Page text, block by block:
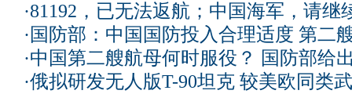
·81192，已无法返航；中国海军，请继
· 国防部：中国国防投入合理适度 第二
·中国第二艘航母何时服役？ 国防部给
·俄拟研发无人版T-90坦克 较美欧同类